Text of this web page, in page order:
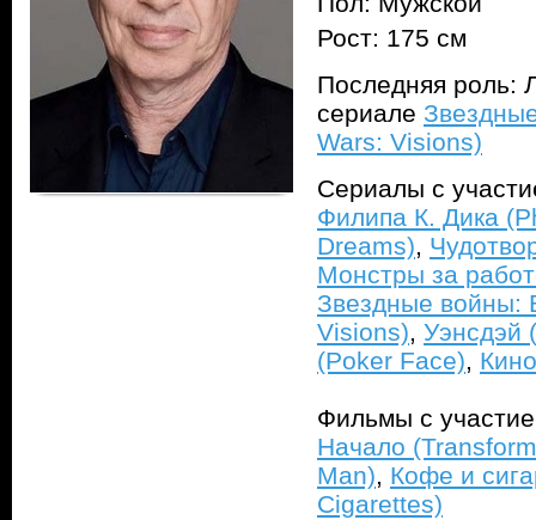
Рост: 175 см
Последняя роль:
сериале
Wars: Visions)
Сериалы с
Филипа К. Дика
Dreams),
Монстры за
Звездные войны:
Visions), Уэнсдэй
(Poker Face),
Фильмы с
Начало
Man), Кофе и
Cigarettes)